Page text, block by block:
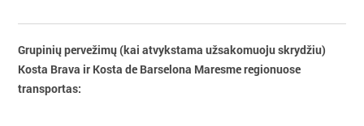
Grupinių pervežimų (kai atvykstama užsakomuoju skrydžiu)
Kosta Brava ir Kosta de Barselona Maresme regionuose
transportas: